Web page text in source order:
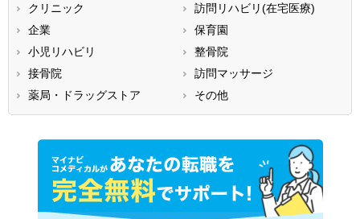
滋賀県
大阪府
兵庫県
鳥取県
広島県
徳島県
香川県
愛媛県
福岡県
佐賀県
長崎県
熊本県
大分県
宮崎県
鹿児島県
沖縄県
クリニック
訪問リハビリ(在宅医療)
企業
保育園
小児リハビリ
整骨院
接骨院
訪問マッサージ
薬局・ドラッグストア
その他